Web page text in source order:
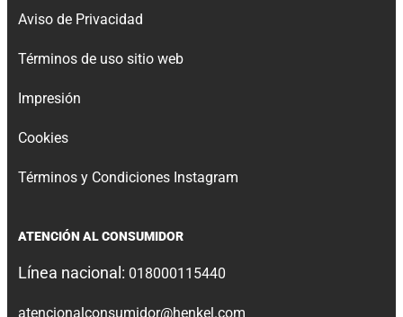
Aviso de Privacidad
Términos de uso sitio web
Impresión
Cookies
Términos y Condiciones Instagram
ATENCIÓN AL CONSUMIDOR
Línea nacional: 018000115440
atencionalconsumidor@henkel.com